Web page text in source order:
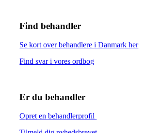
Find behandler
Se kort over behandlere i Danmark her
Find svar i vores ordbog
Er du behandler
Opret en behandlerprofil